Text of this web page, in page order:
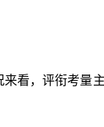
看，评衔考量